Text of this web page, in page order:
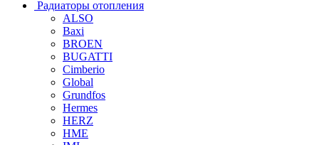
Радиаторы отопления
ALSO
Baxi
BROEN
BUGATTI
Cimberio
Global
Grundfos
Hermes
HERZ
HME